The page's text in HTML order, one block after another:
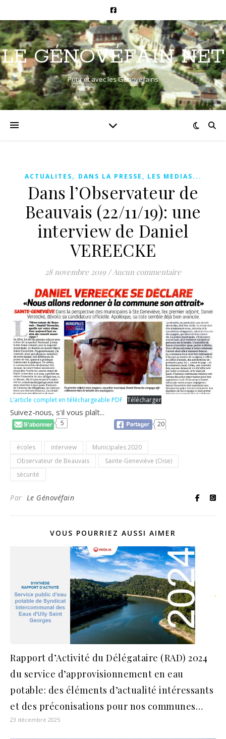
LE GÉNOVÉFAIN NET
Pour et avec les Génovéfains
ACTUALITES, DANS LA PRESSE, LES MEDIAS...
Dans l’Observateur de
Beauvais (22/11/19): une
interview de Daniel
VEREECKE
28 novembre 2019 /Aucun commentaire
L’article complet en téléchargeable PDF Télécharger
Suivez-nous, s'il vous plaît...
5 20
écoles interview
Municipales 2020
Observateur de Beauvais
Sainte-Geneviève (Oise)
sécurité
Par Le Génovéfain
VOUS POURRIEZ AUSSI AIMER
Rapport d’Activité du Délégataire (RAD) 2024
du service d’approvisionnement en eau
potable: des éléments d’actualité intéressants
et des préconisations pour nos communes…
23 décembre 2025